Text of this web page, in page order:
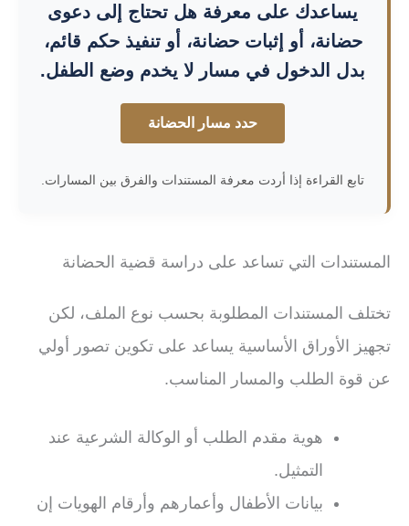
يساعدك على معرفة هل تحتاج إلى دعوى
حضانة، أو إثبات حضانة، أو تنفيذ حكم قائم،
بدل الدخول في مسار لا يخدم وضع الطفل.
حدد مسار الحضانة
تابع القراءة إذا أردت معرفة المستندات والفرق بين المسارات.
المستندات التي تساعد على دراسة قضية الحضانة
تختلف المستندات المطلوبة بحسب نوع الملف، لكن
تجهيز الأوراق الأساسية يساعد على تكوين تصور أولي
عن قوة الطلب والمسار المناسب.
هوية مقدم الطلب أو الوكالة الشرعية عند
التمثيل.
بيانات الأطفال وأعمارهم وأرقام الهويات إن